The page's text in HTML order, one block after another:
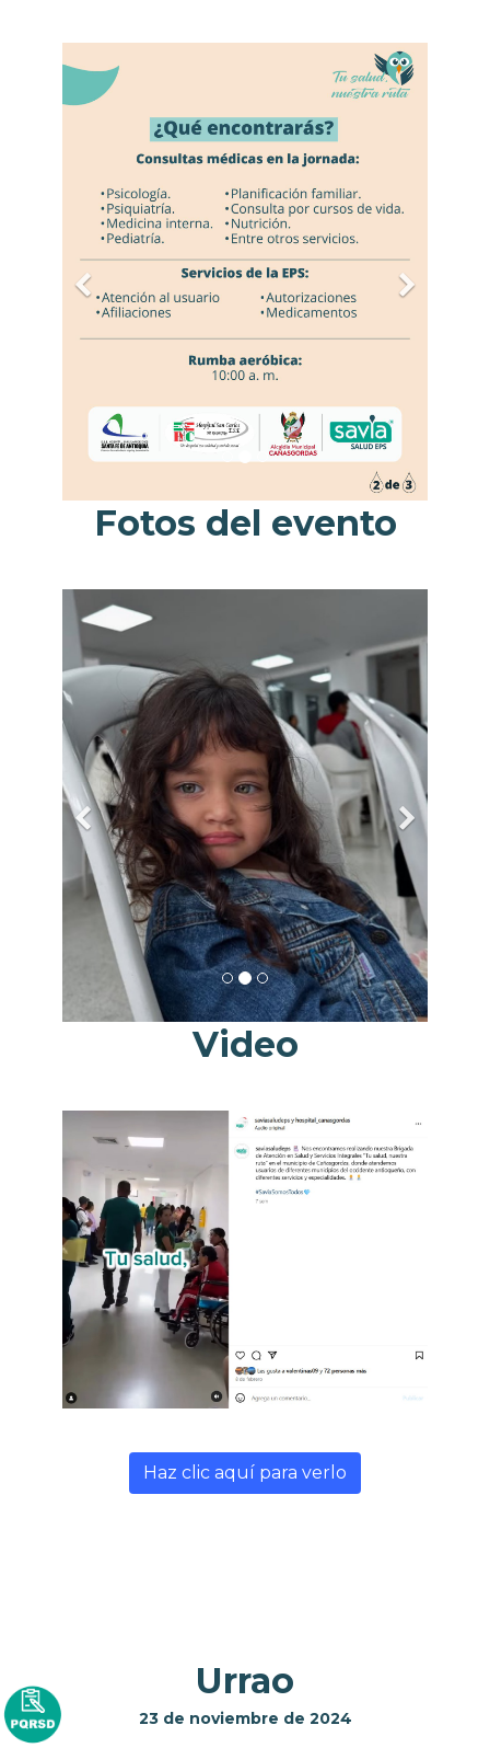
Fotos del evento
Video
Haz clic aquí para verlo
Urrao
23 de noviembre de 2024